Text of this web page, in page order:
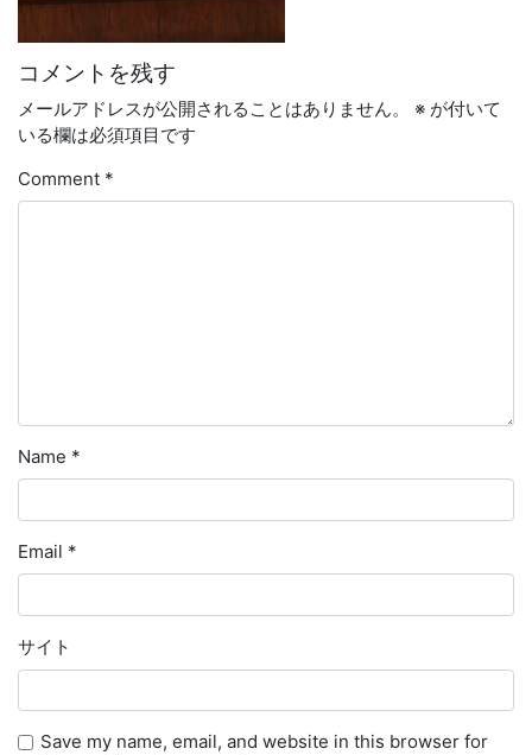
コメントを残す
メールアドレスが公開されることはありません。 ※ が付いて
いる欄は必須項目です
Comment *
Name *
Email *
サイト
Save my name, email, and website in this browser for